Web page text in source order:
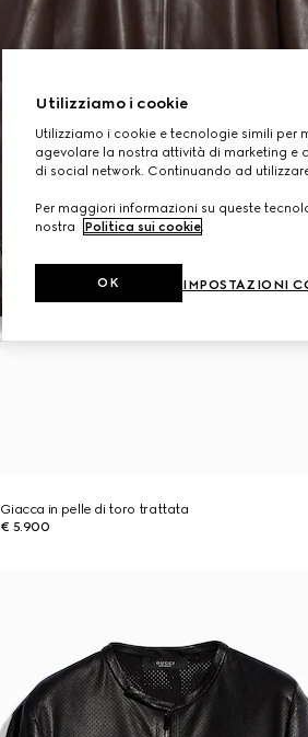
Giacca in pelle di toro trattata
€ 5.900
Utilizziamo i cookie
Utilizziamo i cookie e tecnologie simili per
agevolare la nostra attività di marketing e
di social network. Continuando ad
Per maggiori informazioni su queste
nostra
Politica sui cookie.
IMPOSTAZIONI
OK